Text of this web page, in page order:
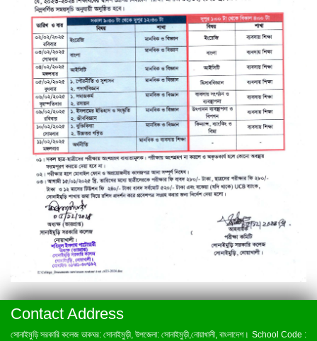
Contact Address
সোনাইমুড়ি সরকারি কলেজ ডাকঘর: সোনাইমুড়ী, উপজেলা: সোনাইমুড়ী,নোয়াখালী, বাংলাদেশ। School Code :